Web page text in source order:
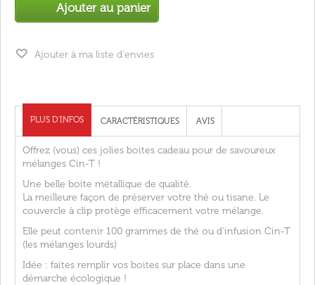
Ajouter au panier
Ajouter à ma liste d'envies
PLUS D'INFOS CARACTÉRISTIQUES AVIS
Offrez (vous) ces jolies boites cadeau pour de savoureux
mélanges Cin-T !
Une belle boite métallique de qualité.
La meilleure façon de préserver votre thé ou tisane. Le
couvercle à clip protège efficacement votre mélange.
Elle peut contenir 100 grammes de thé ou d'infusion Cin-T
(les mélanges lourds)
Idée : faites remplir vos boites sur place dans une
démarche écologique !